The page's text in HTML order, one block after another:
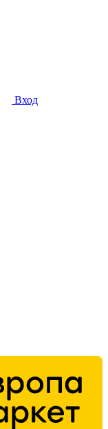
Вход